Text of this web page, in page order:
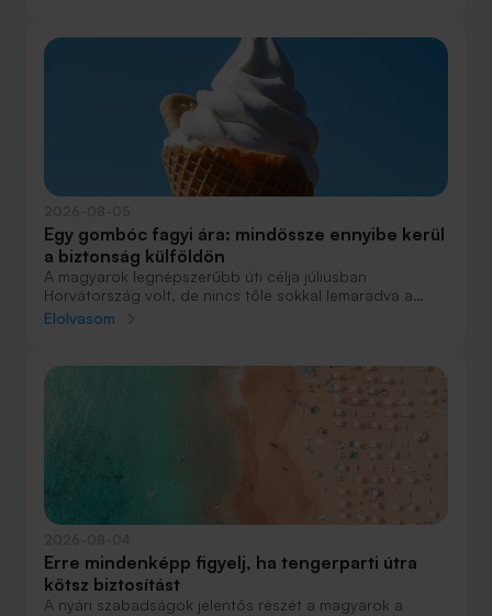
fogalmak közül, amelyekkel biztosan találkozol.
Egy gombóc fagyi ára: mindössze ennyibe kerül
a biztonság külföldön
A magyarok legnépszerűbb úti célja júliusban
Horvátország volt, de nincs tőle sokkal lemaradva a
júniust megnyerő Olaszország sem. A tengerparti
nyaralásnak, mint repülővel.
Elolvasom
Erre mindenképp figyelj, ha tengerparti útra
kötsz biztosítást
A nyári szabadságok jelentős részét a magyarok a